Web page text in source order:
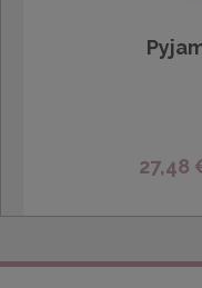
27,48